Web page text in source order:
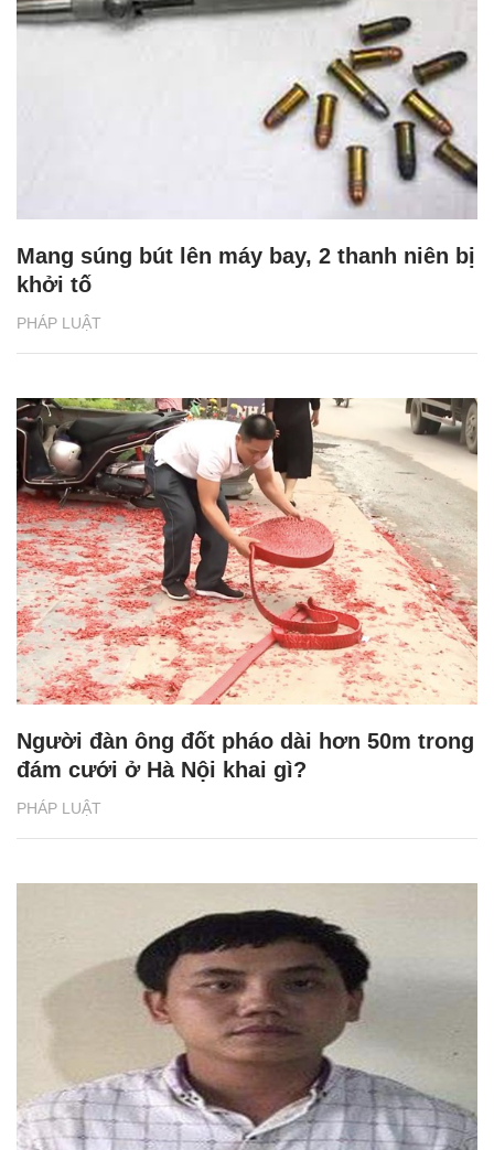
PHÁP LUẬT
Mang súng bút lên máy bay, 2 thanh niên bị
khởi tố
PHÁP LUẬT
Người đàn ông đốt pháo dài hơn 50m trong
đám cưới ở Hà Nội khai gì?